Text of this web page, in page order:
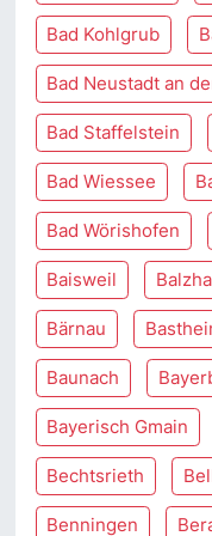
Bad Kohlgrub
Bad Neustadt an
Bad Staffelstein
Bad Wiessee
Bad Wörishofen
Baisweil
Bärnau
Baunach
Bayerisch Gmain
Bechtsrieth
Benningen